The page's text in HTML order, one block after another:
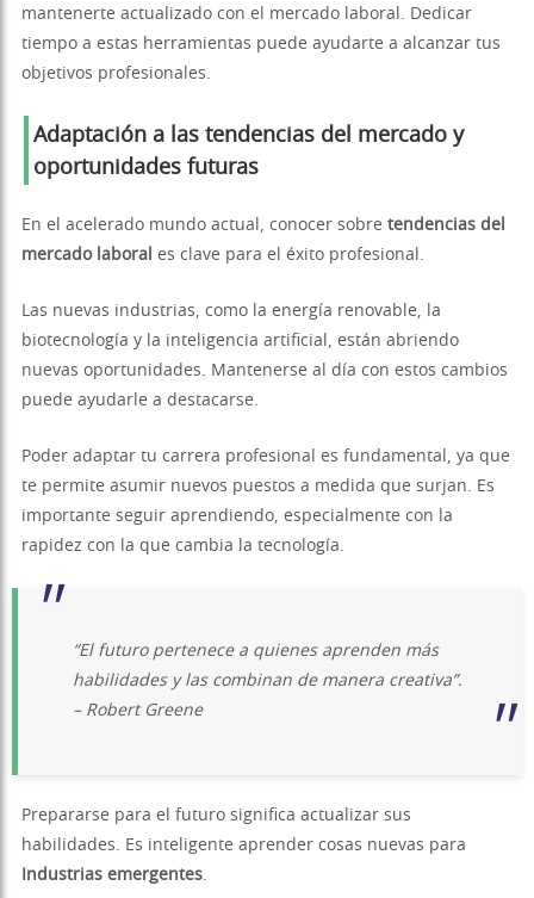
mantenerte actualizado con el mercado laboral. Dedicar
tiempo a estas herramientas puede ayudarte a alcanzar tus
objetivos profesionales.
Adaptación a las tendencias del mercado y
oportunidades futuras
En el acelerado mundo actual, conocer sobre tendencias del
mercado laboral es clave para el éxito profesional.
Las nuevas industrias, como la energía renovable, la
biotecnología y la inteligencia artificial, están abriendo
nuevas oportunidades. Mantenerse al día con estos cambios
puede ayudarle a destacarse.
Poder adaptar tu carrera profesional es fundamental, ya que
te permite asumir nuevos puestos a medida que surjan. Es
importante seguir aprendiendo, especialmente con la
rapidez con la que cambia la tecnología.
“El futuro pertenece a quienes aprenden más
habilidades y las combinan de manera creativa”.
– Robert Greene
Prepararse para el futuro significa actualizar sus
habilidades. Es inteligente aprender cosas nuevas para
Industrias emergentes.